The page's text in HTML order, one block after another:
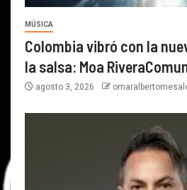
MÚSICA
Colombia vibró con la
la salsa: Moa
agosto 3, 2026